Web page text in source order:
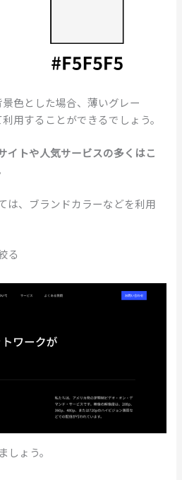
色とした場合、薄いグレー
用することができるでしょう。
イトや人気サービスの多くはこ
は、ブランドカラーなどを利用
る
ょう。